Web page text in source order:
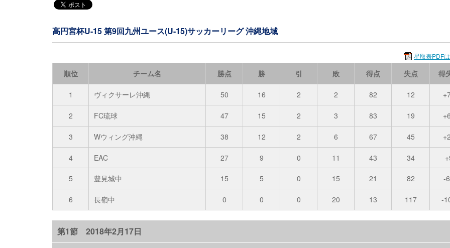
星取表PDF
高円宮杯U-15 第9回九州ユース(U-15)サッカーリーグ 沖縄地域
順位 チーム名 勝点 勝 引 敗 得点 失点 得
1 ヴィクサーレ沖縄 50 16 2 2 82 12
2 FC琉球 47 15 2 3 83 19
3 Wウィング沖縄 38 12 2 6 67 45
4 EAC 27 9 0 11 43 34
5 豊見城中 15 5 0 15 21 82 -
6 長嶺中 0 0 0 20 13 117 -
第1節 2018年2月17日